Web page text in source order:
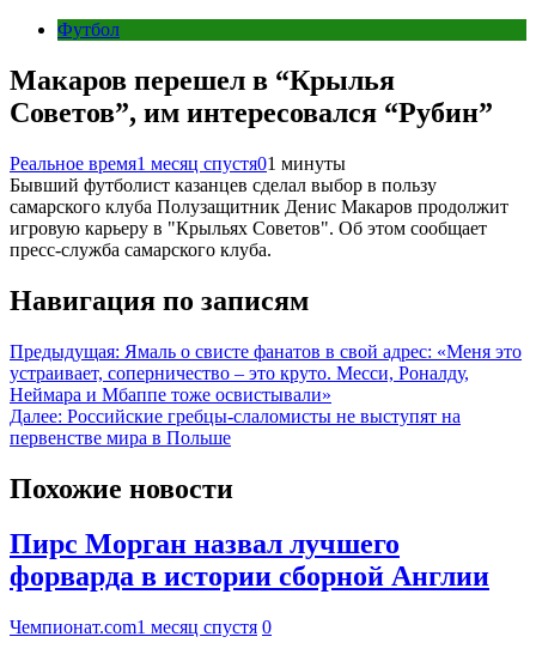
Футбол
Макаров перешел в “Крылья
Советов”, им интересовался “Рубин”
Реальное время1 месяц спустя01 минуты
Бывший футболист казанцев сделал выбор в пользу
самарского клуба Полузащитник Денис Макаров продолжит
игровую карьеру в "Крыльях Советов". Об этом сообщает
пресс-служба самарского клуба.
Навигация по записям
Предыдущая: Ямаль о свисте фанатов в свой адрес: «Меня это
устраивает, соперничество – это круто. Месси, Роналду,
Неймара и Мбаппе тоже освистывали»
Далее: Российские гребцы-слаломисты не выступят на
первенстве мира в Польше
Похожие новости
Пирс Морган назвал лучшего
форварда в истории сборной Англии
Чемпионат.com1 месяц спустя 0